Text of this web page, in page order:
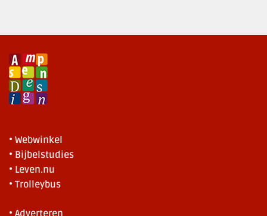
• Webwinkel
• Bijbelstudies
• Leven.nu
• Trolleybus